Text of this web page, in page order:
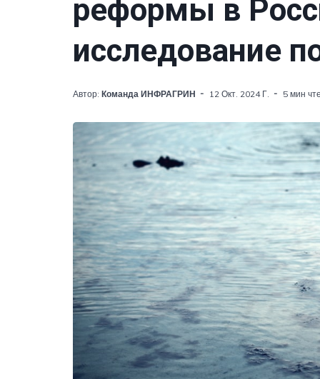
реформы в
исследование
Автор: Команда ИНФРАГРИН 12 Окт. 2024 Г. 5 мин